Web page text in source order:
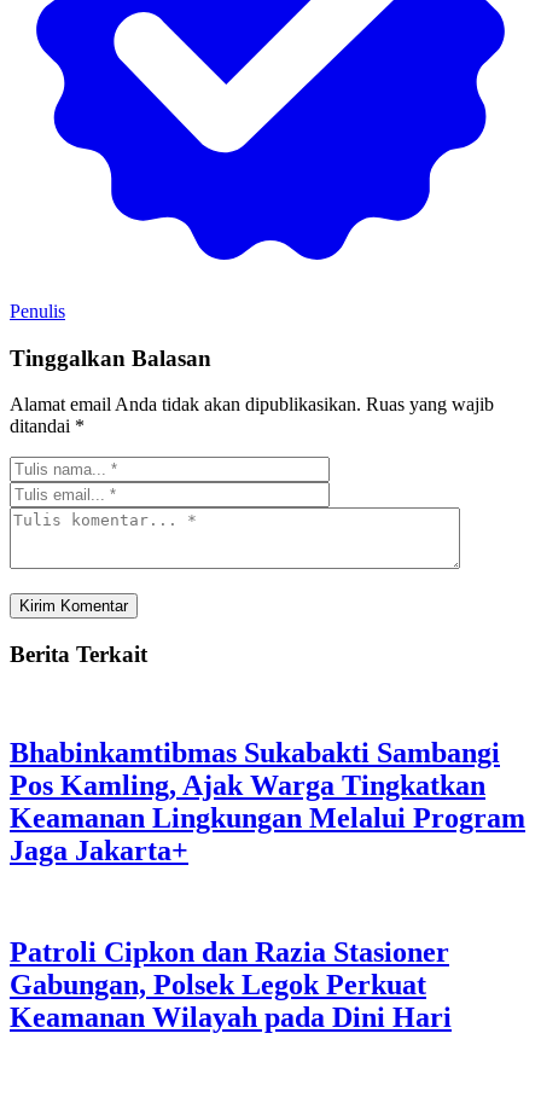
Penulis
Tinggalkan Balasan
Alamat email Anda tidak akan dipublikasikan. Ruas yang wajib
ditandai *
Berita Terkait
Bhabinkamtibmas Sukabakti Sambangi
Pos Kamling, Ajak Warga Tingkatkan
Keamanan Lingkungan Melalui Program
Jaga Jakarta+
Patroli Cipkon dan Razia Stasioner
Gabungan, Polsek Legok Perkuat
Keamanan Wilayah pada Dini Hari